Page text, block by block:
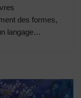
des formes,
langage…